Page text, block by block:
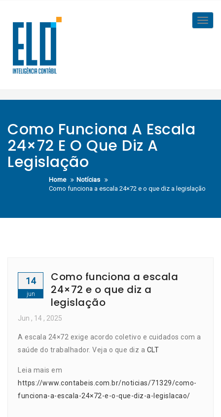
content
Como Funciona A Escala
24×72 E O Que Diz A
Legislação
Home
Notícias
Como funciona a escala 24×72 e o que diz a legislação
14
jun
Como funciona a escala
24×72 e o que diz a
legislação
Jun , 14 , 2025
A escala 24×72 exige acordo coletivo e cuidados com a
saúde do trabalhador. Veja o que diz a CLT
Leia mais em
https://www.contabeis.com.br/noticias/71329/como-
funciona-a-escala-24×72-e-o-que-diz-a-legislacao/